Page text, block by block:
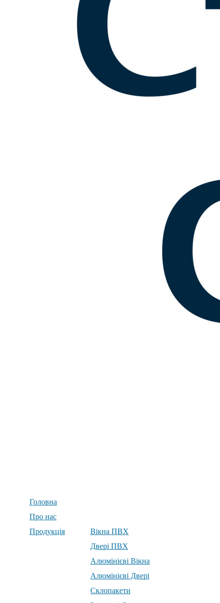
Головна
Про нас
Продукція
Вікна ПВХ
Двері ПВХ
Алюмінієві Вікна
Алюмінієві Двері
Склопакети